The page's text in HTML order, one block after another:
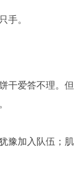
手。
干爱答不理。
豫加入队伍；